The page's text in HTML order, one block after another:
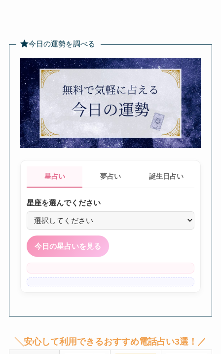
今日の運勢を調べる
星占い 夢占い 誕生日占い
星座を選んでください
今日の星占いを見る
╲安心して利用できるおすすめ電話占い3選！／